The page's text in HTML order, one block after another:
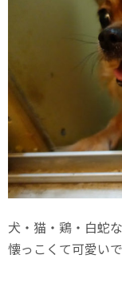
犬・猫・鶏・白蛇
懐っこくて可愛い